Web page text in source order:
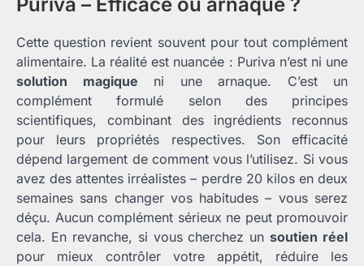
Puriva – Efficace ou arnaque ?
Cette question revient souvent pour tout complément
alimentaire. La réalité est nuancée : Puriva n’est ni une
solution magique ni une arnaque. C’est un
complément formulé selon des principes
scientifiques, combinant des ingrédients reconnus
pour leurs propriétés respectives. Son efficacité
dépend largement de comment vous l’utilisez. Si vous
avez des attentes irréalistes – perdre 20 kilos en deux
semaines sans changer vos habitudes – vous serez
déçu. Aucun complément sérieux ne peut promouvoir
cela. En revanche, si vous cherchez unsoutien réel
pour mieux contrôler votre appétit, réduire les